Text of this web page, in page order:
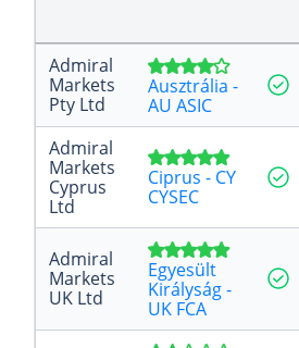
Admiral
Markets
Pty Ltd
Ausztrália -
AU ASIC
Admiral
Markets
Cyprus
Ltd
Ciprus - CY
CYSEC
Admiral
Markets
UK Ltd
Egyesült
Királyság -
UK FCA